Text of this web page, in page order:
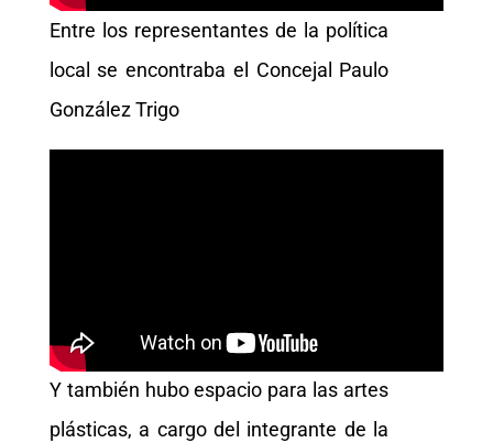
Entre los representantes de la política
local se encontraba el Concejal Paulo
González Trigo
Y también hubo espacio para las artes
plásticas, a cargo del integrante de la